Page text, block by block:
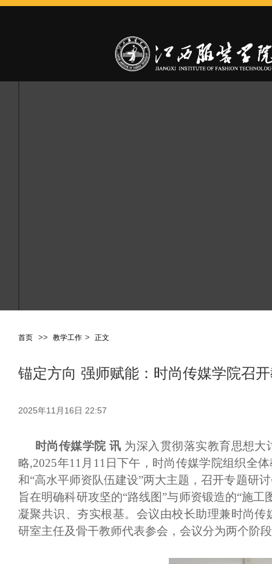
首页 >> 教学工作 > 正文
锚定方向 强师赋能：时尚传媒学院召
2025年11月16日 22:57
时尚传媒学院 讯 为深入贯彻落实教育思想
略,2025年11月11日下午，时尚传媒学院组织全
和“高水平师资队伍建设”两大主题，召开专题研
旨在明确科研攻坚的“路线图”与师资锻造的“施
凝聚共识、夯实根基。会议由校长助理兼时尚
研室主任及骨干教师代表参会，会议分为两个阶
点击进入搜索或按ESC关闭